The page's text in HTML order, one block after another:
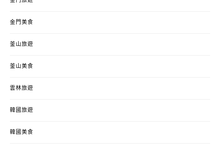
金門美食
釜山旅遊
釜山美食
雲林旅遊
韓國旅遊
韓國美食